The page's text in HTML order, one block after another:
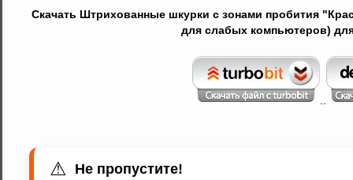
Скачать Штрихованные шкурки с зонами пробития
для слабых компьютеров)
⚠ Не пропустите!